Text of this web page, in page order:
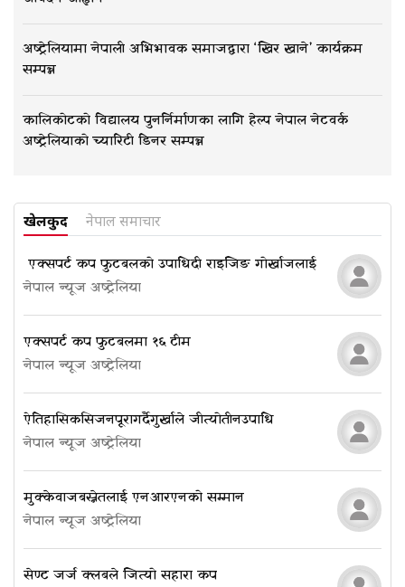
अष्ट्रेलियामा नेपाली अभिभावक समाजद्वारा ‘खिर खाने’ कार्यक्रम
सम्पन्न
कालिकोटको विद्यालय पुनर्निर्माणका लागि हेल्प नेपाल नेटवर्क
अष्ट्रेलियाको च्यारिटी डिनर सम्पन्न
खेलकुद नेपाल समाचार
​​​​​​​ एक्सपर्ट कप फुटबलको उपाधि दी राइजिङ गोर्खाजलाई
नेपाल न्यूज अष्ट्रेलिया
एक्सपर्ट कप फुटबलमा १६ टीम
नेपाल न्यूज अष्ट्रेलिया
ऐतिहासिक सिजन पूरा गर्दै गुर्खाले जीत्यो तीन उपाधि
नेपाल न्यूज अष्ट्रेलिया
मुक्केवाज बस्नेतलाई एनआरएनको सम्मान
नेपाल न्यूज अष्ट्रेलिया
सेण्ट जर्ज क्लबले जित्यो सहारा कप